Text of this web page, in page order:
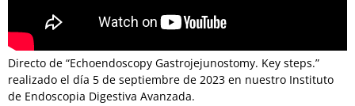
Directo de “Echoendoscopy Gastrojejunostomy. Key steps.”
realizado el día 5 de septiembre de 2023 en nuestro Instituto
de Endoscopia Digestiva Avanzada.